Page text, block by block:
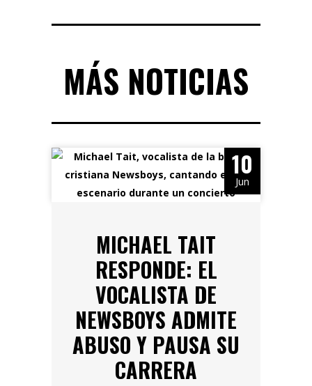
MÁS NOTICIAS
10
Jun
MICHAEL TAIT
RESPONDE: EL
VOCALISTA DE
NEWSBOYS ADMITE
ABUSO Y PAUSA SU
CARRERA